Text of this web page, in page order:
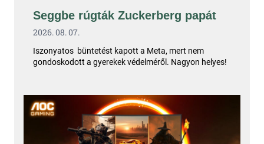
Seggbe rúgták Zuckerberg papát
2026. 08. 07.
Iszonyatos büntetést kapott a Meta, mert nem
gondoskodott a gyerekek védelméről. Nagyon helyes!